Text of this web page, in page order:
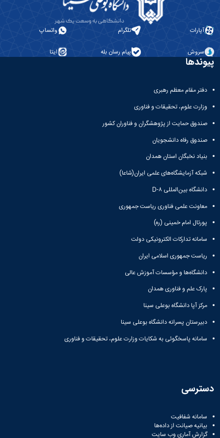
آپارات تلگرام واتساپ
سروش پیام رسان بله ایتا
پیوندها
دفتر مقام معظم رهبری
وزارت علوم، تحقیقات و فناوری
صندوق حمایت از پژوهشگران و فناوران کشور
صندوق رفاه دانشجویان
بنیاد نخبگان استان همدان
شبکه آزمایشگاه‌های علمی ایران(شاعا)
دانشگاه بین‌المللی D-۸
معاونت علمی فناوری ریاست جمهوری
پورتال امام خمینی (ره)
سامانه تدارکات الکترونیکی دولت
ریاست جمهوری اسلامی ایران
دانشگاه‌ها و مؤسسات آموزش عالی
پارک علم و فناوری همدان
مرکز آپا دانشگاه بوعلی سینا
دبیرستان پسرانه دانشگاه بوعلی سینا
سامانه پاسخگوئی به شکایات وزارت علوم، تحقیقات و فناوری
دسترسی
سامانه شفافیت
بیانیه صیانت از داده‌ها
گزارش آماری وب‌ سایت